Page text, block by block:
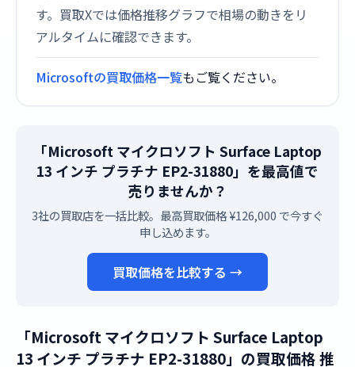
す。買取Xでは価格推移グラフで相場の動きをリ
アルタイムに確認できます。
Microsoftの買取価格一覧もご覧ください。
「Microsoft マイクロソフト Surface Laptop
13 インチ プラチナ EP2-31880」を最高値で
売りませんか？
3社の買取店を一括比較。最高買取価格 ¥126,000 で今すぐ
申し込めます。
買取価格を比較する →
「Microsoft マイクロソフト Surface Laptop
13 インチ プラチナ EP2-31880」の買取価格 推